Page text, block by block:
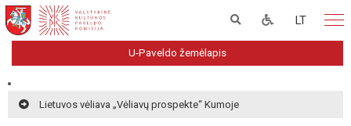
LT
U-Paveldo žemėlapis
Lietuvos vėliava „Vėliavų prospekte“ Kumoje